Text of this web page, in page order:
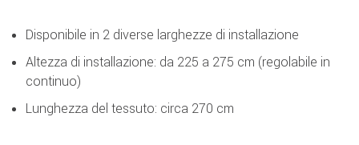
Disponibile in 2 diverse larghezze di installazione
Altezza di installazione: da 225 a 275 cm (regolabile in
continuo)
Lunghezza del tessuto: circa 270 cm